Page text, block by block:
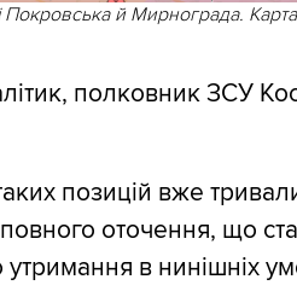
Покровська й Мирнограда.
полковник ЗСУ
позицій вже
оточення, що
утримання в нинішніх